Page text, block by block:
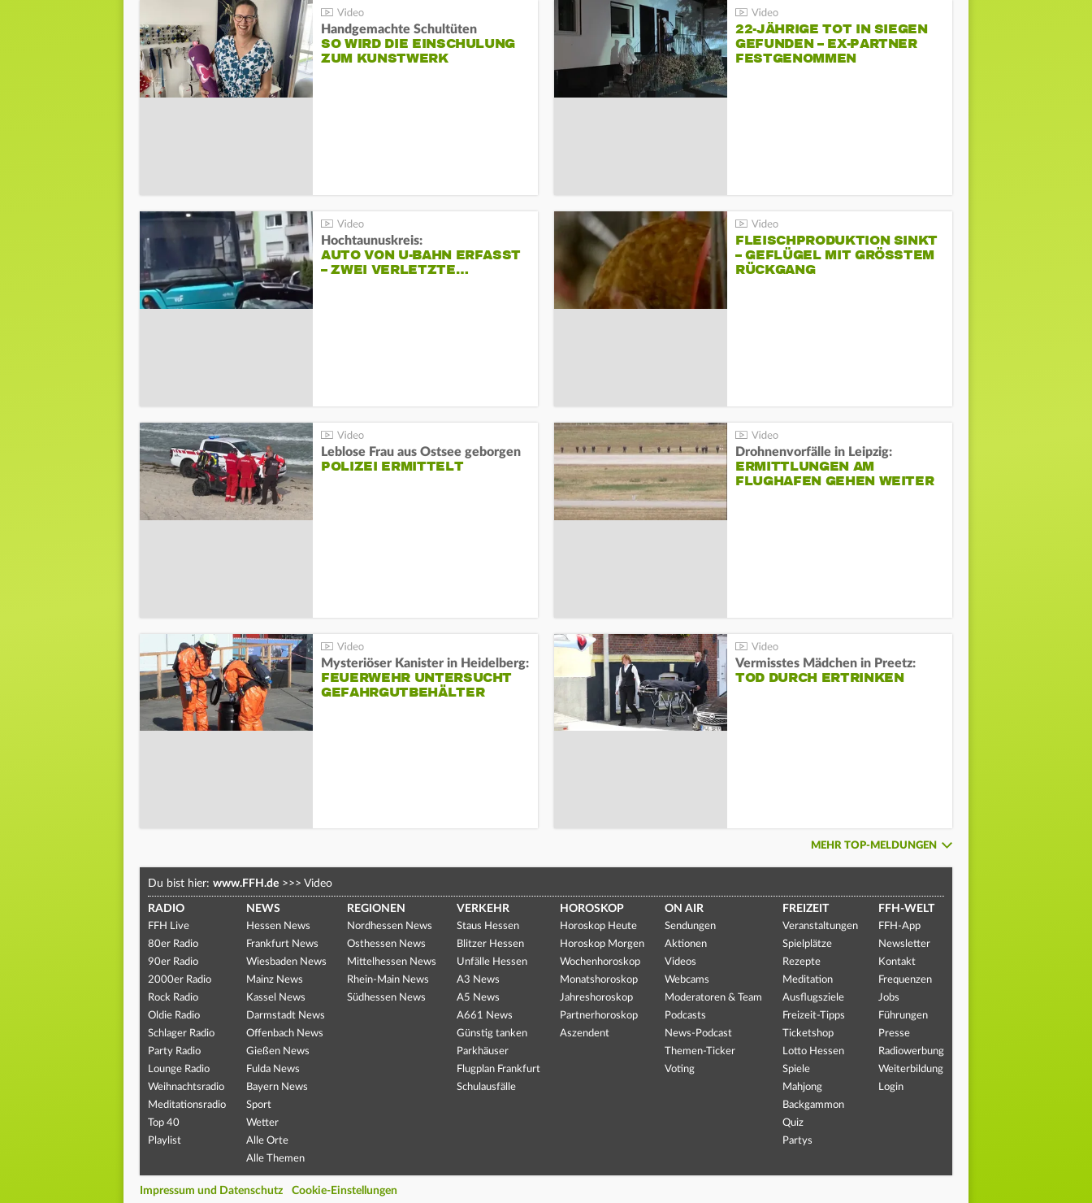
Handgemachte Schultüten
SO WIRD DIE EINSCHULUNG
ZUM KUNSTWERK
22-JÄHRIGE TOT IN SIEGEN
GEFUNDEN – EX-PARTNER
FESTGENOMMEN
Hochtaunuskreis:
AUTO VON U-BAHN ERFASST
– ZWEI VERLETZTE…
FLEISCHPRODUKTION SINKT
– GEFLÜGEL MIT GRÖSSTEM R
ÜCKGANG
Leblose Frau aus Ostsee geborgen
POLIZEI ERMITTELT
Drohnenvorfälle in Leipzig:
ERMITTLUNGEN AM
FLUGHAFEN GEHEN WEITER
Mysteriöser Kanister in Heidelberg:
FEUERWEHR UNTERSUCHT
GEFAHRGUTBEHÄLTER
Vermisstes Mädchen in Preetz:
TOD DURCH ERTRINKEN
MEHR TOP-MELDUNGEN
Du bist hier: www.FFH.de >>> Video
RADIO
FFH Live
80er Radio
90er Radio
2000er Radio
Rock Radio
Oldie Radio
Schlager Radio
Party Radio
Lounge Radio
Weihnachtsradio
Meditationsradio
Top 40
Playlist
NEWS
Hessen News
Frankfurt News
Wiesbaden News
Mainz News
Kassel News
Darmstadt News
Offenbach News
Gießen News
Fulda News
Bayern News
Sport
Wetter
Alle Orte
Alle Themen
REGIONEN
Nordhessen News
Osthessen News
Mittelhessen News
Rhein-Main News
Südhessen News
VERKEHR
Staus Hessen
Blitzer Hessen
Unfälle Hessen
A3 News
A5 News
A661 News
Günstig tanken
Parkhäuser
Flugplan Frankfurt
Schulausfälle
HOROSKOP
Horoskop Heute
Horoskop Morgen
Wochenhoroskop
Monatshoroskop
Jahreshoroskop
Partnerhoroskop
Aszendent
ON AIR
Sendungen
Aktionen
Videos
Webcams
Moderatoren & Team
Podcasts
News-Podcast
Themen-Ticker
Voting
FREIZEIT
Veranstaltungen
Spielplätze
Rezepte
Meditation
Ausflugsziele
Freizeit-Tipps
Ticketshop
Lotto Hessen
Spiele
Mahjong
Backgammon
Quiz
Partys
FFH-WELT
FFH-App
Newsletter
Kontakt
Frequenzen
Jobs
Führungen
Presse
Radiowerbung
Weiterbildung
Login
Impressum und Datenschutz Cookie-Einstellungen